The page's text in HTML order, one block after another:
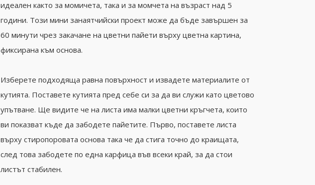
идеален както за момичета, така и за момчета на възраст над 5
години. Този мини занаятчийски проект може да бъде завършен за
60 минути чрез закачане на цветни пайети върху цветна картина,
фиксирана към основа.
Изберете подходяща равна повърхност и извадете материалите от
кутията. Поставете кутията пред себе си за да ви служи като цветово
упътване. Ще видите че на листа има малки цветни кръгчета, които
ви показват къде да забодете пайетите. Първо, поставете листа
върху стиропоровата основа така че да стига точно до краищата,
след това забодете по една карфица във всеки край, за да стои
листът стабилен.